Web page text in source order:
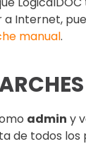
a Internet,
manual.
admin y
de todos